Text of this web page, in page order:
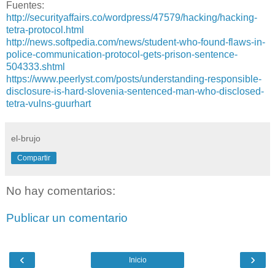
Fuentes:
http://securityaffairs.co/wordpress/47579/hacking/hacking-
tetra-protocol.html
http://news.softpedia.com/news/student-who-found-flaws-in-
police-communication-protocol-gets-prison-sentence-
504333.shtml
https://www.peerlyst.com/posts/understanding-responsible-
disclosure-is-hard-slovenia-sentenced-man-who-disclosed-
tetra-vulns-guurhart
el-brujo
Compartir
No hay comentarios:
Publicar un comentario
‹ ›
Inicio